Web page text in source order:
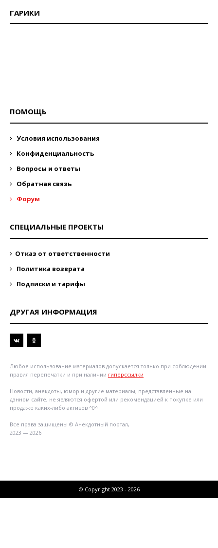
ГАРИКИ
ПОМОЩЬ
Условия использования
Конфиденциальность
Вопросы и ответы
Обратная связь
Форум
СПЕЦИАЛЬНЫЕ ПРОЕКТЫ
Отказ от ответственности
Политика возврата
Подписки и тарифы
ДРУГАЯ ИНФОРМАЦИЯ
Любое использование материалов допускается только при соблюдении
правил перепечатки и при наличии гиперссылки
Новости, анекдоты, юмор и другие материалы, представленные на
данном сайте, не являются офертой или рекомендацией к покупке или
продаже каких-либо активов ^0^
Все права защищены © Анекдотный портал,
2023 — 2026
© Copyright 2023 - 2026